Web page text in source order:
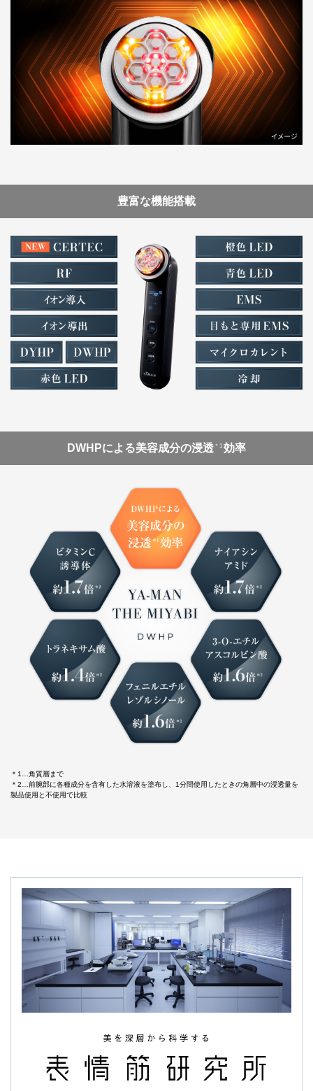
豊富な機能搭載
DWHPによる美容成分の浸透 ＊1 効率
＊1…角質層まで
＊2…前腕部に各種成分を含有した水溶液を塗布し、1分間使用したときの角層中の浸透量を
製品使用と不使用で比較